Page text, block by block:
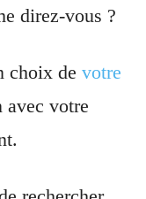
direz-vous ?
choix de votre
votre